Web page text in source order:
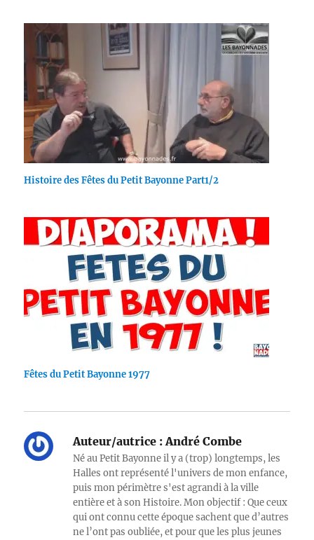
Histoire des Fêtes du Petit Bayonne Part1/2
Fêtes du Petit Bayonne 1977
Auteur/autrice :André Combe
Né au Petit Bayonne il y a (trop) longtemps, les
Halles ont représenté l'univers de mon enfance,
puis mon périmètre s'est agrandi à la ville
entière et à son Histoire. Mon objectif : Que ceux
qui ont connu cette époque sachent que d’autres
ne l’ont pas oubliée, et pour que les plus jeunes